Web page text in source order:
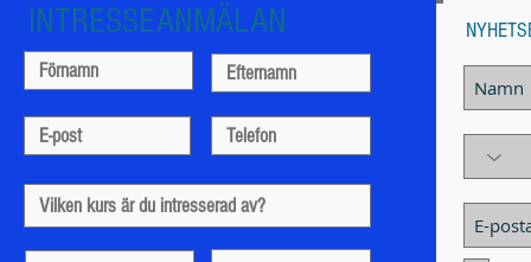
INTRESSEANMÄLAN